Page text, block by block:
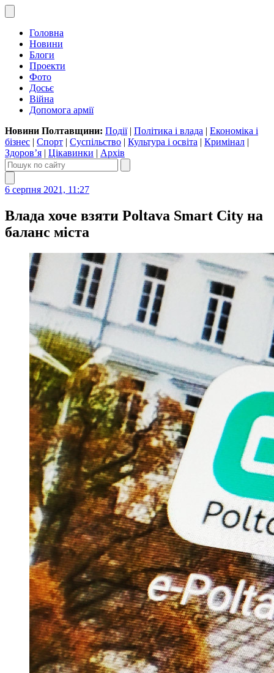
Головна
Новини
Блоги
Проекти
Фото
Досьє
Війна
Допомога армії
Новини Полтавщини: Події| Політика і влада | Економіка і
бізнес | Спорт | Суспільство | Культура і освіта | Кримінал |
Здоров’я | Цікавинки | Архів
6 серпня 2021, 11:27
Влада хоче взяти Poltava Smart City на
баланс міста